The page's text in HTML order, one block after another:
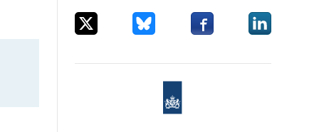
Deel dit item op XDeel dit item op Bluesky
Deel dit item op
Deel dit